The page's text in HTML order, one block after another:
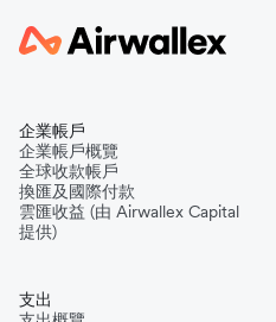
企業帳戶
企業帳戶概覽
全球收款帳戶
換匯及國際付款
雲匯收益 (由 Airwallex Capital
提供)
支出